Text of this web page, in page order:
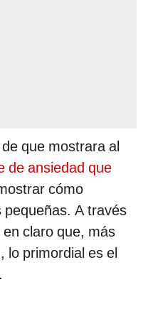
que mostrara al
de ansiedad que
cómo
A través
claro que, más
lo primordial es el